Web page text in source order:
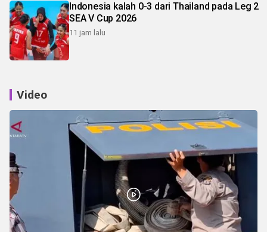
Indonesia kalah 0-3 dari Thailand pada Leg 2
SEA V Cup 2026
11 jam lalu
Video